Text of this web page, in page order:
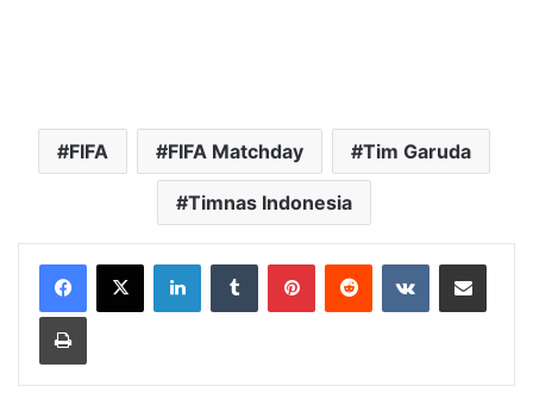
FIFA FIFA Matchday Tim Garuda
Timnas Indonesia
LinkedInTumblr PinterestReddit VKontakteBagikan Lewat Email
Cetak